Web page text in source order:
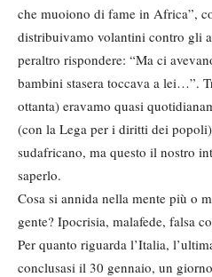
che muoiono di fame in Africa”,
distribuivamo volantini contro gli
peraltro rispondere: “Ma ci
bambini stasera toccava a lei…”.
ottanta) eravamo quasi
(con la Lega per i diritti dei
sudafricano, ma questo il nostro
saperlo.
Cosa si annida nella mente più o
gente? Ipocrisia, malafede, falsa
Per quanto riguarda l’Italia,
conclusasi il 30 gennaio, un